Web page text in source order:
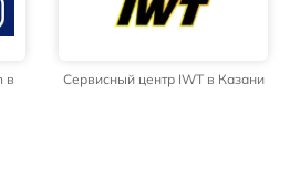
в
Сервисный центр IWT в Казани